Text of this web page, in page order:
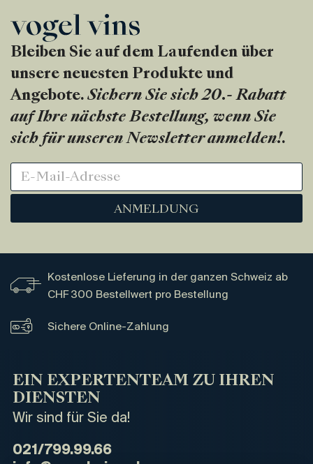
Bleiben Sie auf dem Laufenden über
unsere neuesten Produkte und
Angebote. Sichern Sie sich 20.- Rabatt
auf Ihre nächste Bestellung, wenn Sie
sich für unseren Newsletter anmelden!.
ANMELDUNG
Kostenlose Lieferung in der ganzen Schweiz ab
CHF 300 Bestellwert pro Bestellung
Sichere Online-Zahlung
EIN EXPERTENTEAM ZU IHREN
DIENSTEN
Wir sind für Sie da!
021/799.99.66